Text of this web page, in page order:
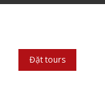
Đặt tours